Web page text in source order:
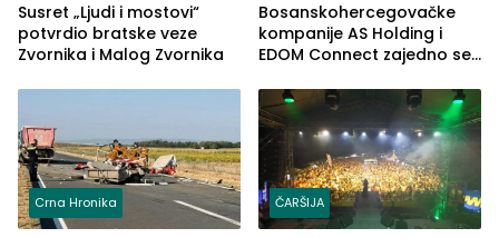
Susret „Ljudi i mostovi“
potvrdio bratske veze
Zvornika i Malog Zvornika
Bosanskohercegovačke
kompanije AS Holding i
EDOM Connect zajedno se
Crna Hronika ČARŠIJA